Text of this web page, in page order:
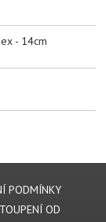
- 14cm
PODMÍNKY
OD